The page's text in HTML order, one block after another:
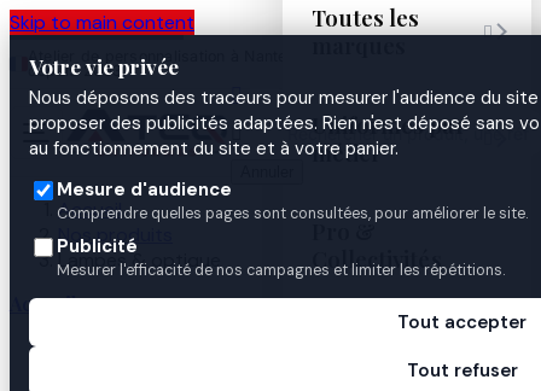
Skip to main content
Votre vie privée
Nous déposons des traceurs pour mesurer l'audience du
proposer des publicités adaptées. Rien n'est déposé sans
au fonctionnement du site et à votre panier.
Mesure d'audience
Comprendre quelles pages sont consultées, pour améliorer le site.
Publicité
Mesurer l'efficacité de nos campagnes et limiter les répétitions.
Tout accepter
Tout refuser
Atelier de personnalisation à Nantes
depuis 2003


Toutes les
marques

Uniformes par
métier
Pro &
Collectivités
Accueil
Nos produits
Lampes & optique
Accueil